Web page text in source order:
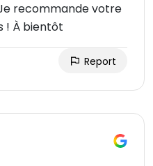
recommande votre
! À bientôt
Report